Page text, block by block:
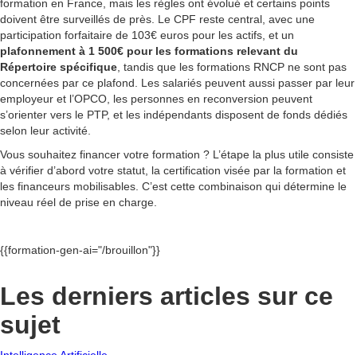
formation en France, mais les règles ont évolué et certains points
doivent être surveillés de près. Le CPF reste central, avec une
participation forfaitaire de 103€ euros pour les actifs, et un
plafonnement à 1 500€ pour les formations relevant du
Répertoire spécifique , tandis que les formations RNCP ne sont pas
concernées par ce plafond. Les salariés peuvent aussi passer par leur
employeur et l’OPCO, les personnes en reconversion peuvent
s’orienter vers le PTP, et les indépendants disposent de fonds dédiés
selon leur activité.
Vous souhaitez financer votre formation ? L’étape la plus utile consiste
à vérifier d’abord votre statut, la certification visée par la formation et
les financeurs mobilisables. C’est cette combinaison qui détermine le
niveau réel de prise en charge.
{{formation-gen-ai="/brouillon"}}
Les derniers articles sur ce
sujet